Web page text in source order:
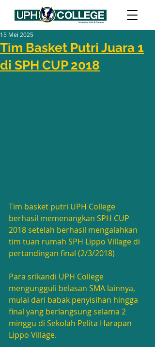
Tim Basket Putri Juara 1
di SPH CUP 2018
15 Mei 2025
Tim basket putri UPH College
berhasil memenangkan SPH CUP
2018 setelah berhasil mengalahkan
tim tuan rumah SPH Lippo Village di
pertandingan final (2/3/2018)
Para srikandi UPH College
mengungguli belasan SMA lainnya,
mulai dari babak penyisihan hingga
final yang berlangsung selama 2
minggu di Sekolah Pelita Harapan
Lippo Village.